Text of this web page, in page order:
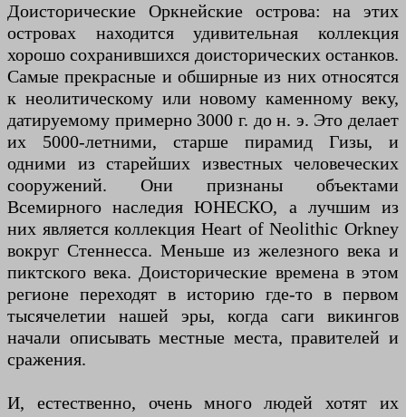
Доисторические Оркнейские острова: на этих
островах находится удивительная коллекция
хорошо сохранившихся доисторических останков.
Самые прекрасные и обширные из них относятся
к неолитическому или новому каменному веку,
датируемому примерно 3000 г. до н. э. Это делает
их 5000-летними, старше пирамид Гизы, и
одними из старейших известных человеческих
сооружений. Они признаны объектами
Всемирного наследия ЮНЕСКО, а лучшим из
них является коллекция Heart of Neolithic Orkney
вокруг Стеннесса. Меньше из железного века и
пиктского века. Доисторические времена в этом
регионе переходят в историю где-то в первом
тысячелетии нашей эры, когда саги викингов
начали описывать местные места, правителей и
сражения.
И, естественно, очень много людей хотят их